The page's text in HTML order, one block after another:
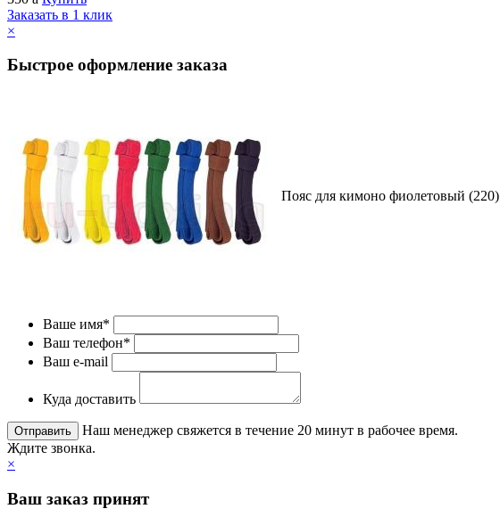
Заказать в 1 клик
×
Быстрое оформление заказа
Пояс для кимоно фиолетовый (220)
Ваше имя*
Ваш телефон*
Ваш e-mail
Куда доставить
Наш менеджер свяжется в течение 20 минут в рабочее время.
Ждите звонка.
×
Ваш заказ принят